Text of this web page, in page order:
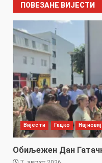
ПОВЕЗАНЕ ВИЈЕСТИ
Вијести Гацко
Обиљежен Дан